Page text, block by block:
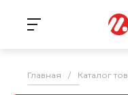
Главная / Каталог